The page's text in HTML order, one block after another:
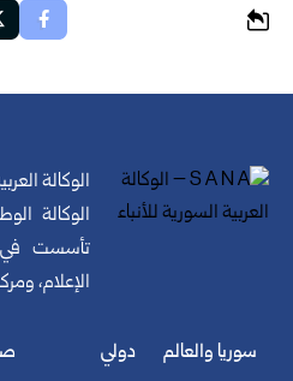
الوكالة
الوكالة
الإعلام،
سوريا والعالم
دولي